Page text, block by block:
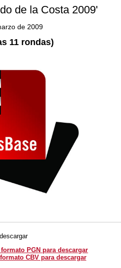
de la Costa 2009'
de 2009
11 rondas)
PGN para descargar
CBV para descargar